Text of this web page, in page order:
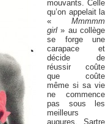
mouvants. Celle
qu’on appelait la
« Mmmmm
girl » au collège
se forge une
carapace et
décide de
réussir coûte
que coûte
même si sa vie
ne commence
pas sous les
meilleurs
augures. Sartre